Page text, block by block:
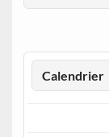
Calendrier